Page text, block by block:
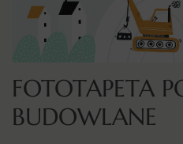
FOTOTAPETA
BUDOWLANE